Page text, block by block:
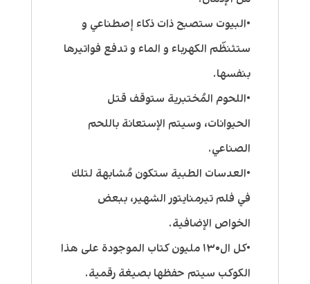
•البيوت ستصبح ذات ذكاء إصطناعي و
ستثنظّم الكهرباء و الماء و تدفع فواتيرها
بنفسها.
•اللحوم المُختبرية ستوقف قتل
الحيوانات، وسيتم الإستعانة باللحم
الصناعي.
•العدسات الطبية ستكون مُشابهة لتلك
في فلم تيرمنايتور الشهير، ببعض
الخواص الإضافية.
•كل ال١٣٠ مليون كتاب الموجودة على هذا
الكوكب سيتم حفظها بصيغة رقمية.